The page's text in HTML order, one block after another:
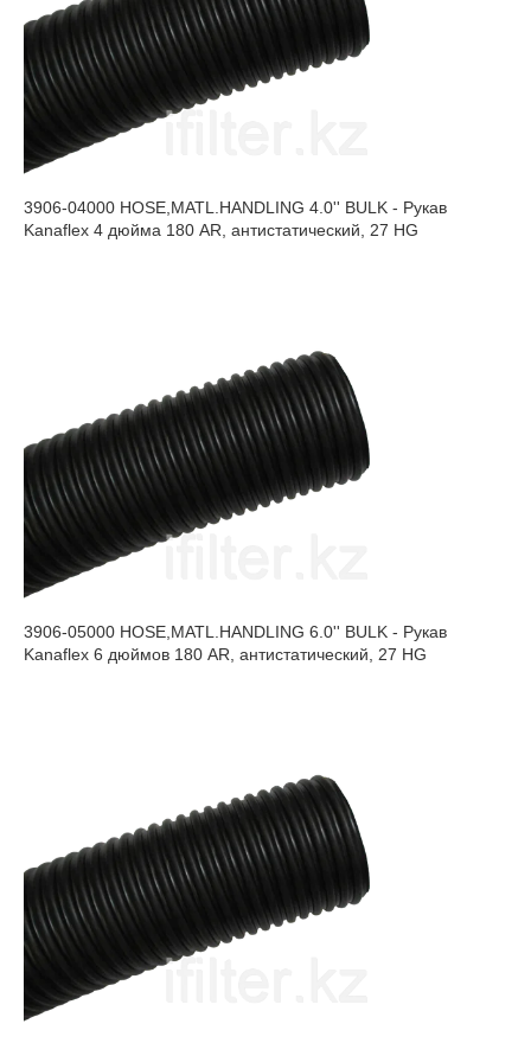
3906-04000 HOSE,MATL.HANDLING 4.0'' BULK - Рукав
Kanaflex 4 дюйма 180 AR, антистатический, 27 HG
3906-05000 HOSE,MATL.HANDLING 6.0'' BULK - Рукав
Kanaflex 6 дюймов 180 AR, антистатический, 27 HG